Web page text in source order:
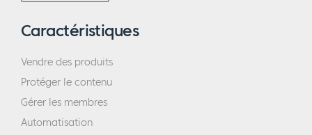
Caractéristiques
Vendre des produits
Protéger le contenu
Gérer les membres
Automatisation